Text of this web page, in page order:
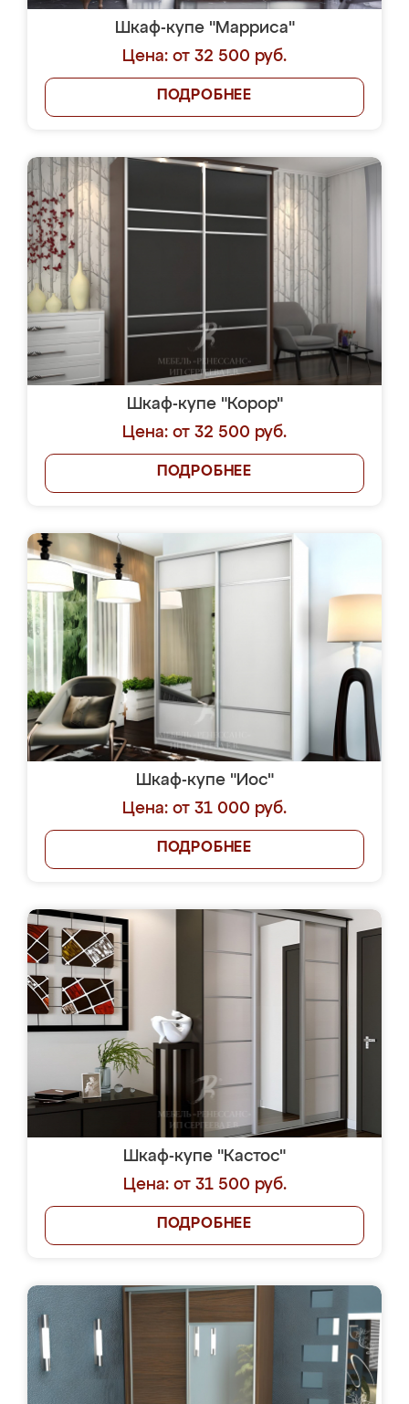
Шкаф-купе "Марриса"
Цена: от 32 500 руб.
ПОДРОБНЕЕ
Шкаф-купе "Корор"
Цена: от 32 500 руб.
ПОДРОБНЕЕ
Шкаф-купе "Иос"
Цена: от 31 000 руб.
ПОДРОБНЕЕ
Шкаф-купе "Кастос"
Цена: от 31 500 руб.
ПОДРОБНЕЕ